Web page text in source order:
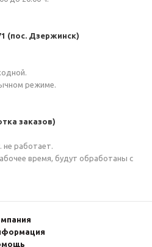
(пос. Дзержинск)
режиме.
заказов)
не работает.
время, будут обработаны с